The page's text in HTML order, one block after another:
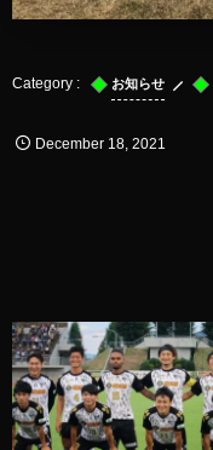
お知らせ
December 18 ,2021